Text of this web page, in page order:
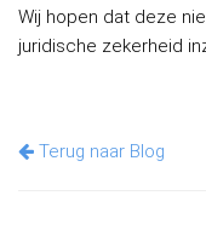
Wij hopen dat deze
juridische zekerheid
Terug naar Blog